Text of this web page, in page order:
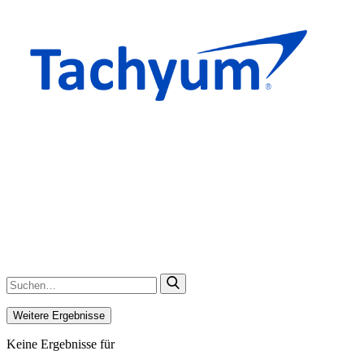
Weitere Ergebnisse
Keine Ergebnisse für